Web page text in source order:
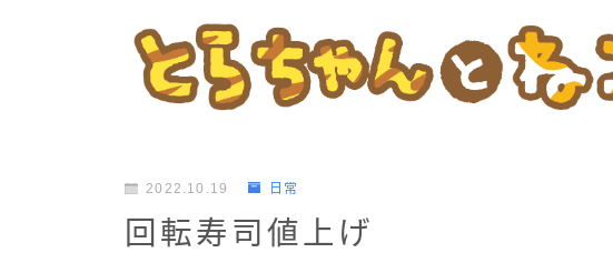
2022.10.19 日常
回転寿司値上げ